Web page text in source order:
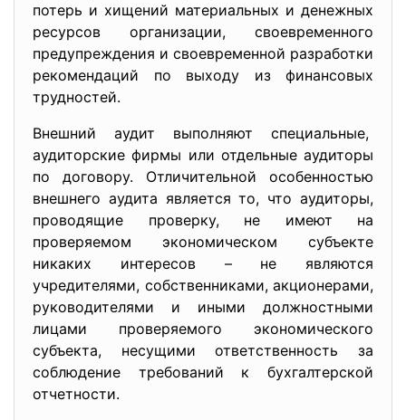
потерь и хищений материальных и денежных
ресурсов организации, своевременного
предупреждения и своевременной разработки
рекомендаций по выходу из финансовых
трудностей.
Внешний аудит выполняют специальные,
аудиторские фирмы или отдельные аудиторы
по договору. Отличительной особенностью
внешнего аудита является то, что аудиторы,
проводящие проверку, не имеют на
проверяемом экономическом субъекте
никаких интересов – не являются
учредителями, собственниками, акционерами,
руководителями и иными должностными
лицами проверяемого экономического
субъекта, несущими ответственность за
соблюдение требований к бухгалтерской
отчетности.